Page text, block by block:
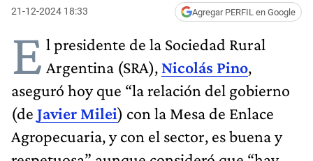
21-12-2024 18:33 Agregar PERFIL en Google
E l presidente de la Sociedad Rural
Argentina (SRA), Nicolás Pino,
aseguró hoy que “la relación del gobierno
(de Javier Milei) con la Mesa de Enlace
Agropecuaria, y con el sector, es buena y